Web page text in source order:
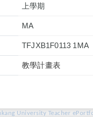
上學期
MA
TFJXB1F0113 1MA
教學計畫表
University Teacher